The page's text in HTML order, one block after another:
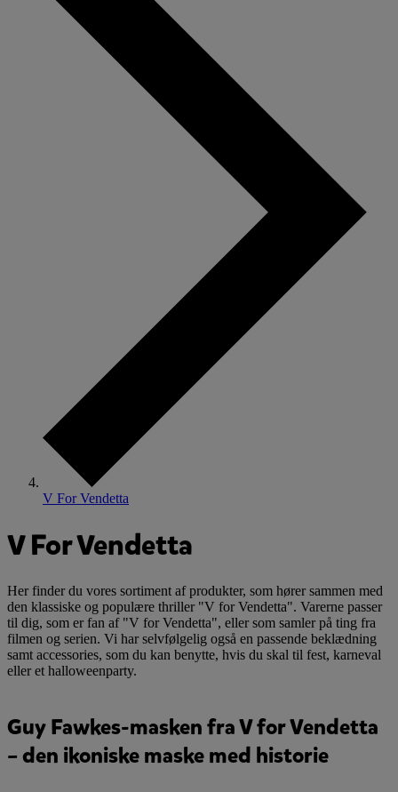
V For Vendetta
V For Vendetta
Her finder du vores sortiment af produkter, som hører sammen med
den klassiske og populære thriller "V for Vendetta". Varerne passer
til dig, som er fan af "V for Vendetta", eller som samler på ting fra
filmen og serien. Vi har selvfølgelig også en passende beklædning
samt accessories, som du kan benytte, hvis du skal til fest, karneval
eller et halloweenparty.
Guy Fawkes-masken fra V for Vendetta
– den ikoniske maske med historie